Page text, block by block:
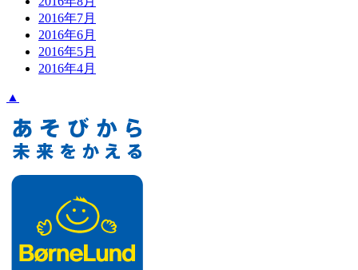
2016年7月
2016年6月
2016年5月
2016年4月
▲